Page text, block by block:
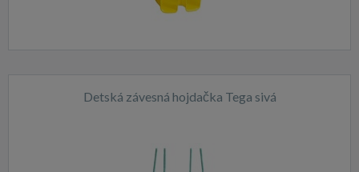
Detská závesná hojdačka Tega sivá